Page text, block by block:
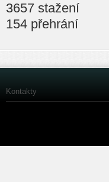
3657 stažení
154 přehrání
Kontakty